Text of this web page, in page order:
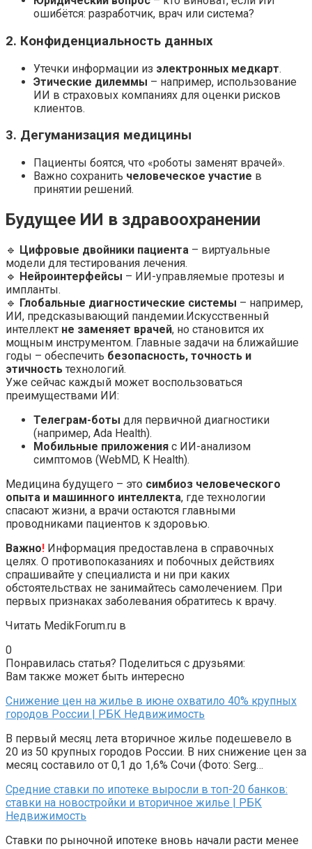
ошибётся: разработчик, врач или система?
2. Конфиденциальность данных
Утечки информации из электронных медкарт.
Этические дилеммы – например, использование
ИИ в страховых компаниях для оценки рисков
клиентов.
3. Дегуманизация медицины
Пациенты боятся, что «роботы заменят врачей».
Важно сохранить человеческое участие в
принятии решений.
Будущее ИИ в здравоохранении
🔹 Цифровые двойники пациента – виртуальные
модели для тестирования лечения.
🔹 Нейроинтерфейсы – ИИ-управляемые протезы и
импланты.
🔹 Глобальные диагностические системы – например,
ИИ, предсказывающий пандемии.Искусственный
интеллект не заменяет врачей, но становится их
мощным инструментом. Главные задачи на ближайшие
годы – обеспечить безопасность, точность и
этичность технологий.
Уже сейчас каждый может воспользоваться
преимуществами ИИ:
Телеграм-боты для первичной диагностики
(например, Ada Health).
Мобильные приложения с ИИ-анализом
симптомов (WebMD, K Health).
Медицина будущего – это симбиоз человеческого
опыта и машинного интеллекта, где технологии
спасают жизни, а врачи остаются главными
проводниками пациентов к здоровью.
Важно! Информация предоставлена в справочных
целях. О противопоказаниях и побочных действиях
спрашивайте у специалиста и ни при каких
обстоятельствах не занимайтесь самолечением. При
первых признаках заболевания обратитесь к врачу.
Читать MedikForum.ru в
0
Понравилась статья? Поделиться с друзьями:
Вам также может быть интересно
Снижение цен на жилье в июне охватило 40% крупных
городов России | РБК Недвижимость
В первый месяц лета вторичное жилье подешевело в
20 из 50 крупных городов России. В них снижение цен за
месяц составило от 0,1 до 1,6% Сочи (Фото: Serg…
Средние ставки по ипотеке выросли в топ-20 банков:
ставки на новостройки и вторичное жилье | РБК
Недвижимость
Ставки по рыночной ипотеке вновь начали расти менее